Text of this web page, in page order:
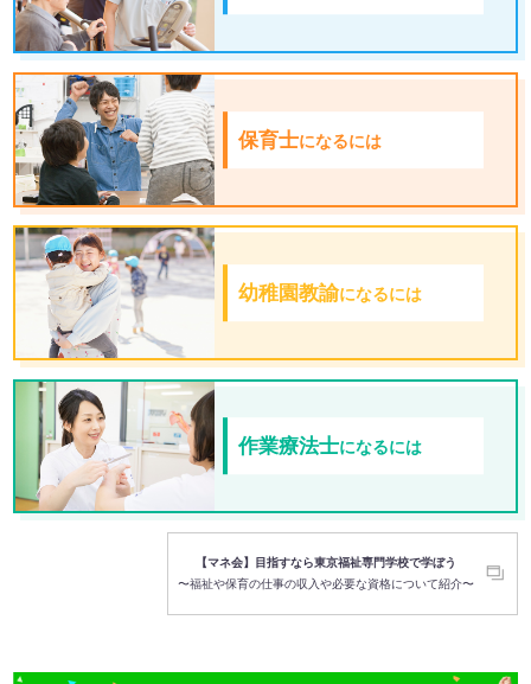
保育士になるには
幼稚園教諭になるには
作業療法士になるには
【マネ会】目指すなら東京福祉専門学校で学ぼう
〜福祉や保育の仕事の収入や必要な資格について紹介〜